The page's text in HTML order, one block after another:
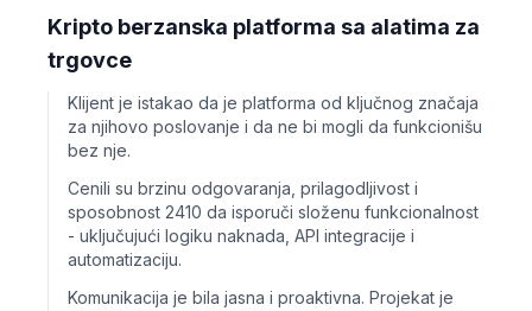
Kripto berzanska platforma sa alatima za
trgovce
Klijent je istakao da je platforma od ključnog značaja
za njihovo poslovanje i da ne bi mogli da funkcionišu
bez nje.
Cenili su brzinu odgovaranja, prilagodljivost i
sposobnost 2410 da isporuči složenu funkcionalnost
- uključujući logiku naknada, API integracije i
automatizaciju.
Komunikacija je bila jasna i proaktivna. Projekat je